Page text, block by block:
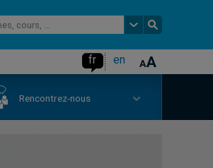
fr en
Rencontrez-nous